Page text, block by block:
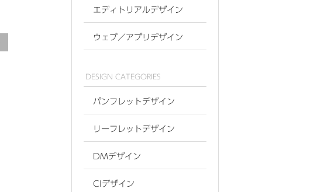
エディトリアルデザイン
ウェブ／アプリデザイン
DESIGN CATEGORIES
パンフレットデザイン
リーフレットデザイン
DMデザイン
CIデザイン